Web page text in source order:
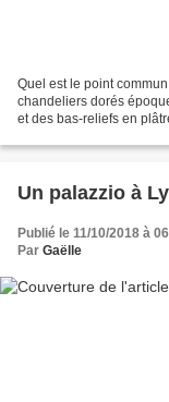
Quel est le point
chandeliers dorés
et des bas-reliefs en
Un palazzio à
Publié le 11/10/2018 à
Par Gaëlle